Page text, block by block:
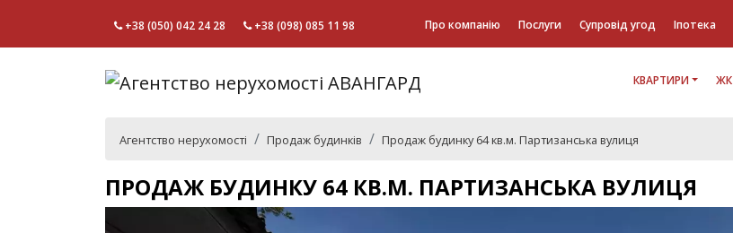
+38 (050) 042 24 28 +38 (098) 085 11 98 Про компанію Послуги Супровід угод Іпотека
КВАРТИРИ ЖК
Агентство нерухомості Продаж будинків Продаж будинку 64 кв.м. Партизанська вулиця
ПРОДАЖ БУДИНКУ 64 КВ.М. ПАРТИЗАНСЬКА ВУЛИЦЯ